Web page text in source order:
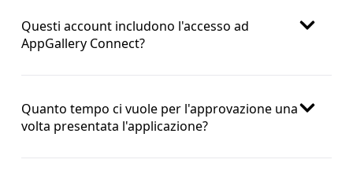
Questi account includono l'accesso ad
AppGallery Connect?
Quanto tempo ci vuole per l'approvazione una
volta presentata l'applicazione?